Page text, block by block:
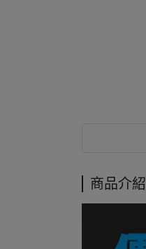
商品介紹